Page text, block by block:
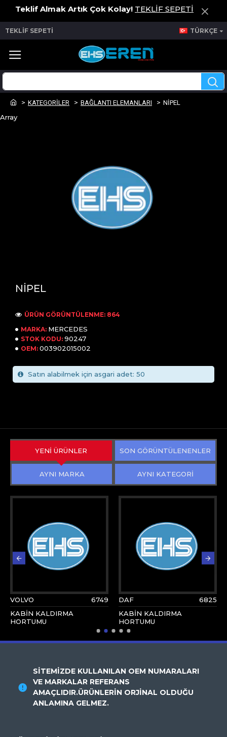
Teklif Almak Artık Çok Kolay! TEKLİF SEPETİ
TEKLİF SEPETİ TÜRKÇE
KATEGORİLER BAĞLANTI ELEMANLARI NİPEL
Array
NİPEL
MARKA: MERCEDES
STOK KODU: 90247
OEM: 003902015002
ÜRÜN GÖRÜNTÜLENME: 864
Satın alabilmek için asgari adet: 50
YENİ ÜRÜNLER SON GÖRÜNTÜLENENLER
AYNI MARKA AYNI KATEGORİ
VOLVO
6749
KABİN KALDIRMA
HORTUMU
DAF
6825
KABİN KALDIRMA
HORTUMU
SİTEMİZDE KULLANILAN OEM NUMARALARI
VE MARKALAR REFERANS
AMAÇLIDIR.ÜRÜNLERİN ORJİNAL OLDUĞU
ANLAMINA GELMEZ.